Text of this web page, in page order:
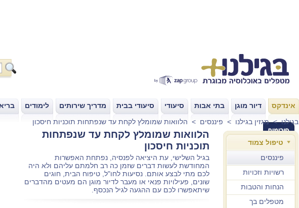
אינדקס דיור מוגן בתי אבות סיעודי סיעודי בבית מדריך שירותים לימודים
בגילנו>מגזין בגילנו > פיננסים > הלוואות שמומלץ לקחת עד שנפתחות תוכניות חיסכון
טיפול צמוד
פיננסים
רשויות וזכויות
הנחות והטבות
מטפלים בך
הלוואות שמומלץ לקחת עד שנפתחות
תוכניות חיסכון
בגיל השלישי, עת היציאה לפנסיה, נפתחת האפשרות
המחודשת לעשות דברים שזמן כה רב חלמתם עליהם ולא היה
לכם מתי לבצע אותם. נסיעות לחו"ל, טיפוח הבית, חוגים
שונים, פעילויות פנאי או מעבר לדיור מוגן הם מעטים מהדברים
שיתאפשרו לכם עם ההגעה לגיל הנכסף.